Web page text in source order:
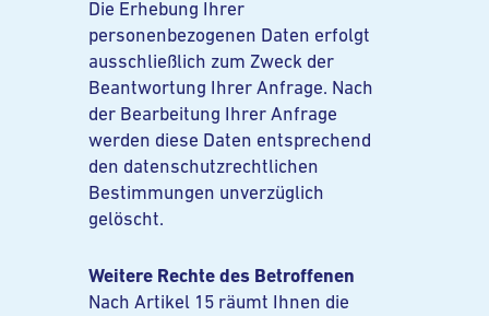
Die Erhebung Ihrer
personenbezogenen Daten erfolgt
ausschließlich zum Zweck der
Beantwortung Ihrer Anfrage. Nach
der Bearbeitung Ihrer Anfrage
werden diese Daten entsprechend
den datenschutzrechtlichen
Bestimmungen unverzüglich
gelöscht.
Weitere Rechte des Betroffenen
Nach Artikel 15 räumt Ihnen die